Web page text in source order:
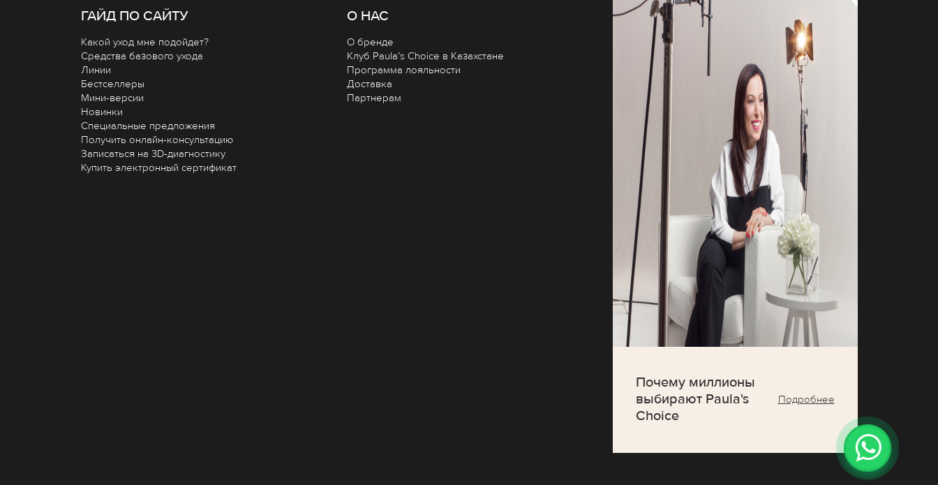
ГАЙД ПО САЙТУ
Какой уход мне подойдет?
Средства базового ухода
Линии
Бестселлеры
Мини-версии
Новинки
Специальные предложения
Получить онлайн-консультацию
Записаться на 3D-диагностику
Купить электронный сертификат
О НАС
О бренде
Клуб Paula’s Choice в Казахстане
Программа лояльности
Доставка
Партнерам
Почему миллионы
выбирают Paula's
Choice
Подробнее